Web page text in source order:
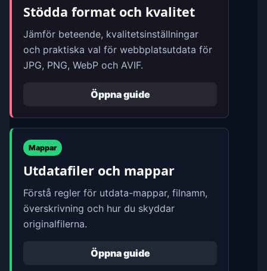
Stödda format och kvalitet
Jämför beteende, kvalitetsinställningar
och praktiska val för webbplatsutdata för
JPG, PNG, WebP och AVIF.
Öppna guide
Mappar
Utdatafiler och mappar
Förstå regler för utdata-mappar, filnamn,
överskrivning och hur du skyddar
originalfilerna.
Öppna guide